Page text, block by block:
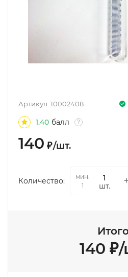
Артикул: 10002408
1.40 балл ?
140 ₽/шт.
Количество:
мин.
1
шт.
140 ₽/